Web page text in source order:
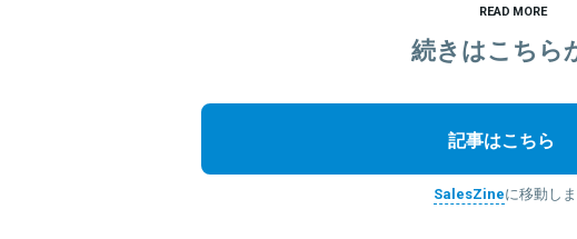
READ MORE
続きはこちら
記事はこちら
SalesZineに移動し